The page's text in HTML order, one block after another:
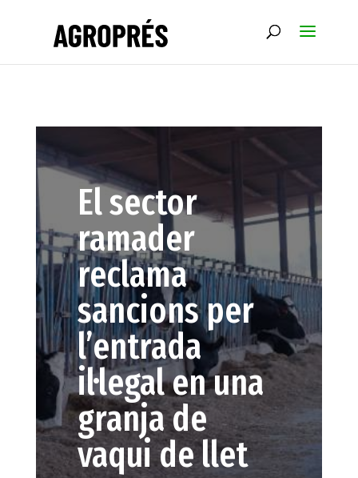
El sector
ramader
reclama
sancions per
l’entrada
il·legal en una
granja de
vaqui de llet